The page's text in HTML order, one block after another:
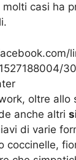
molti casi ha
oltre allo
anche altri
di varie
coccinelle,